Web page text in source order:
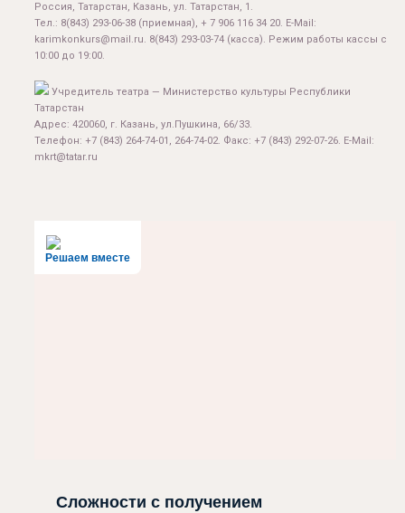
Россия, Татарстан, Казань, ул. Татарстан, 1.
Тел.: 8(843) 293-06-38 (приемная), + 7 906 116 34 20. E-Mail:
karimkonkurs@mail.ru. 8(843) 293-03-74 (касса). Режим работы кассы с
10:00 до 19:00.
Учредитель театра — Министерство культуры Республики
Татарстан
Адрес: 420060, г. Казань, ул.Пушкина, 66/33.
Телефон: +7 (843) 264-74-01, 264-74-02. Факс: +7 (843) 292-07-26. E-Mail:
mkrt@tatar.ru
Решаем вместе
Сложности с получением